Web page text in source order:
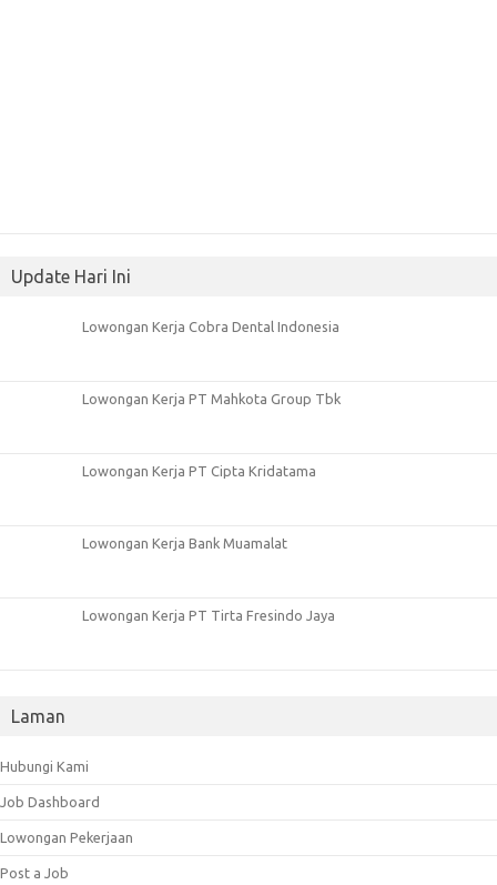
Update Hari Ini
Lowongan Kerja Cobra Dental Indonesia
Lowongan Kerja PT Mahkota Group Tbk
Lowongan Kerja PT Cipta Kridatama
Lowongan Kerja Bank Muamalat
Lowongan Kerja PT Tirta Fresindo Jaya
Laman
Hubungi Kami
Job Dashboard
Lowongan Pekerjaan
Post a Job